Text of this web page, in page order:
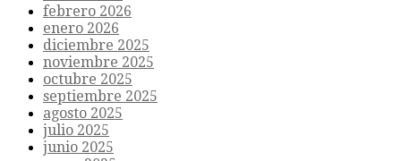
febrero 2026
enero 2026
diciembre 2025
noviembre 2025
octubre 2025
septiembre 2025
agosto 2025
julio 2025
junio 2025